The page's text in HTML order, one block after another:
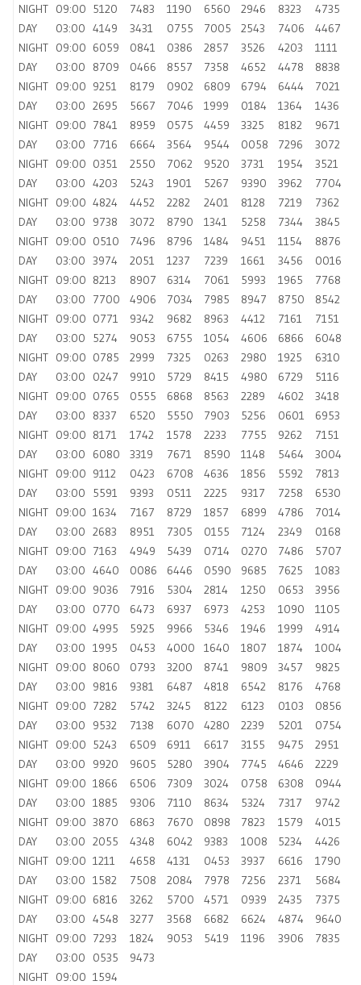
NIGHT 09:00 5120 7483 1190 6560 2946 8323
4735
DAY
03:00 4149 3431 0755 7005 2543 7406
4467
NIGHT 09:00 6059 0841 0386 2857 3526 4203
1111
DAY
03:00 8709 0466 8557 7358 4652 4478
8838
NIGHT 09:00 9251 8179 0902 6809 6794 6444
7021
DAY
03:00 2695 5667 7046 1999 0184 1364
1436
NIGHT 09:00 7841 8959 0575 4459 3325 8182
9671
DAY
03:00 7716 6664 3564 9544 0058 7296
3072
NIGHT 09:00 0351 2550 7062 9520 3731 1954
3521
DAY
03:00 4203 5243 1901 5267 9390 3962
7704
NIGHT 09:00 4824 4452 2282 2401 8128 7219
7362
DAY
03:00 9738 3072 8790 1341 5258 7344
3845
NIGHT 09:00 0510 7496 8796 1484 9451 1154
8876
DAY
03:00 3974 2051 1237 7239 1661 3456
0016
NIGHT 09:00 8213 8907 6314 7061 5993 1965
7768
DAY
03:00 7700 4906 7034 7985 8947 8750
8542
NIGHT 09:00 0771 9342 9682 8963 4412 7161
7151
DAY
03:00 5274 9053 6755 1054 4606 6866
6048
NIGHT 09:00 0785 2999 7325 0263 2980 1925
6310
DAY
03:00 0247 9910 5729 8415 4980 6729
5116
NIGHT 09:00 0765 0555 6868 8563 2289 4602
3418
DAY
03:00 8337 6520 5550 7903 5256 0601
6953
NIGHT 09:00 8171 1742 1578 2233 7755 9262
7151
DAY
03:00 6080 3319 7671 8590 1148 5464
3004
NIGHT 09:00 9112 0423 6708 4636 1856 5592
7813
DAY
03:00 5591 9393 0511 2225 9317 7258
6530
NIGHT 09:00 1634 7167 8729 1857 6899 4786
7014
DAY
03:00 2683 8951 7305 0155 7124 2349
0168
NIGHT 09:00 7163 4949 5439 0714 0270 7486
5707
DAY
03:00 4640 0086 6446 0590 9685 7625
1083
NIGHT 09:00 9036 7916 5304 2814 1250 0653
3956
DAY
03:00 0770 6473 6937 6973 4253 1090
1105
NIGHT 09:00 4995 5925 9966 5346 1946 1999
4914
DAY
03:00 1995 0453 4000 1640 1807 1874
1004
NIGHT 09:00 8060 0793 3200 8741 9809 3457
9825
DAY
03:00 9816 9381 6487 4818 6542 8176
4768
NIGHT 09:00 7282 5742 3245 8122 6123 0103
0856
DAY
03:00 9532 7138 6070 4280 2239 5201
0754
NIGHT 09:00 5243 6509 6911 6617 3155 9475
2951
DAY
03:00 9920 9605 5280 3904 7745 4646
2229
NIGHT 09:00 1866 6506 7309 3024 0758 6308
0944
DAY
03:00 1885 9306 7110 8634 5324 7317
9742
NIGHT 09:00 3870 6863 7670 0898 7823 1579
4015
DAY
03:00 2055 4348 6042 9383 1008 5234
4426
NIGHT 09:00 1211 4658 4131 0453 3937 6616
1790
DAY
03:00 1582 7508 2084 7978 7256 2371
5684
NIGHT 09:00 6816 3262 5700 4571 0939 2435
7375
DAY
03:00 4548 3277 3568 6682 6624 4874
9640
NIGHT 09:00 7293 1824 9053 5419 1196 3906
7835
DAY
03:00 0535
9473
NIGHT 09:00 1594